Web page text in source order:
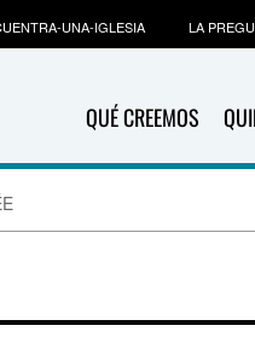
QUÉ CREEMOS
UNA-IGLESIA LA